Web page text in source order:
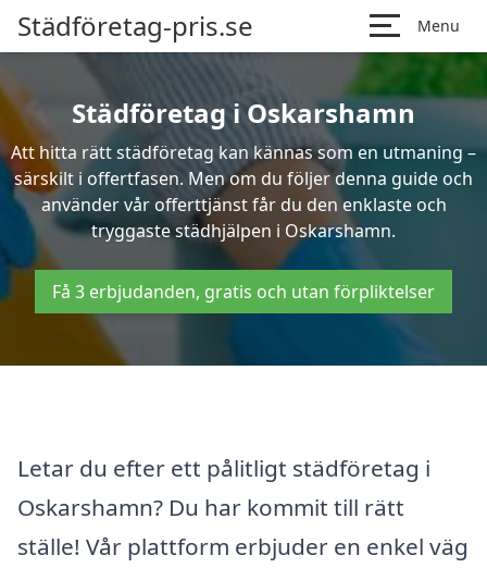
Städföretag-pris.se Menu
Städföretag i Oskarshamn
Att hitta rätt städföretag kan kännas som en utmaning –
särskilt i offertfasen. Men om du följer denna guide och
använder vår offerttjänst får du den enklaste och
tryggaste städhjälpen i Oskarshamn.
Få 3 erbjudanden, gratis och utan förpliktelser
Letar du efter ett pålitligt städföretag i
Oskarshamn? Du har kommit till rätt
ställe! Vår plattform erbjuder en enkel väg